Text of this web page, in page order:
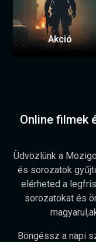
Akció
Online filmek
Üdvözlünk a
és sorozatok
elérheted a
sorozatokat és
Böngéssz a napi